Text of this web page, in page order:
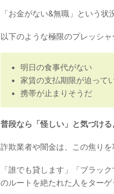
「お金がない&無職」という状
以下のような極限のプレッシ
明日の食事代がない
家賃の支払期限が迫って
携帯が止まりそうだ
普段なら「怪しい」と気づけ
詐欺業者や闇金は、この焦りを
「誰でも貸します」「ブラッ
のルートを絶たれた人をターゲ